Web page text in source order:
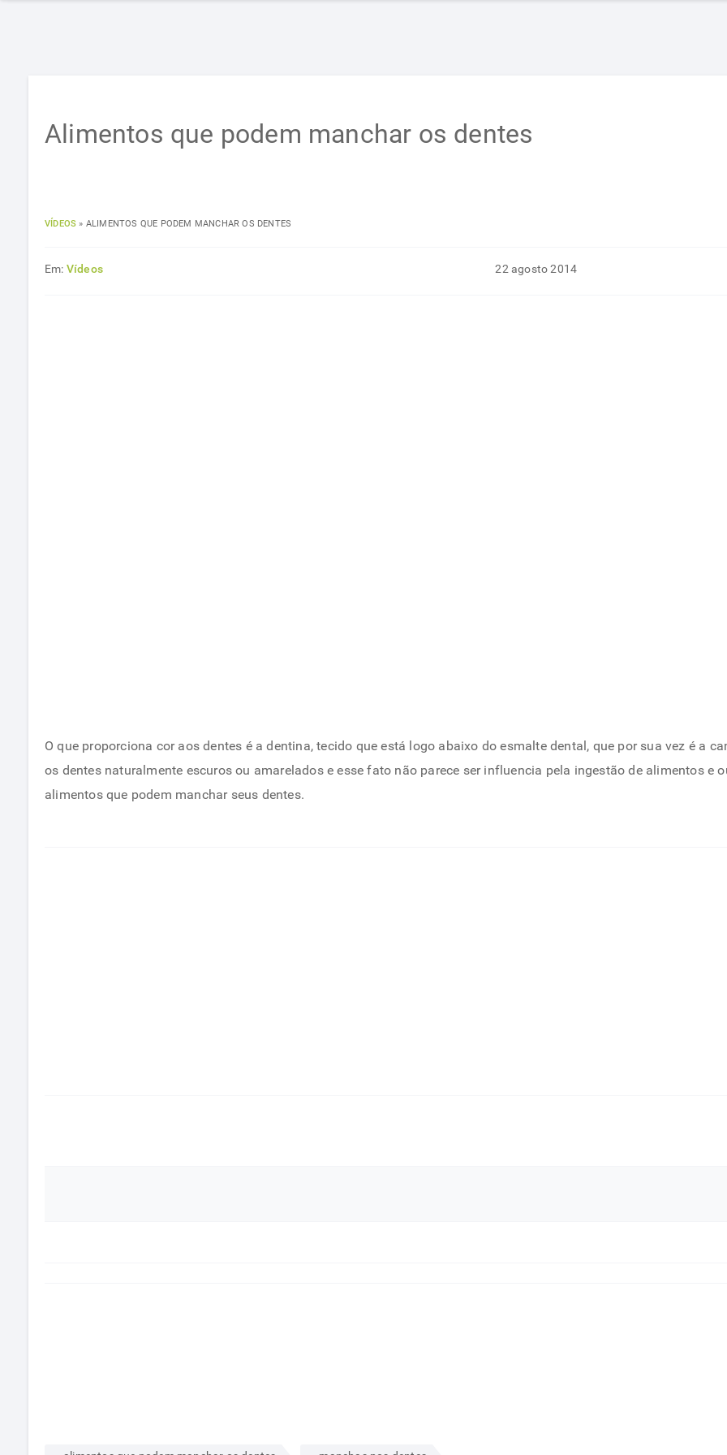
Alimentos que podem manchar os dentes
VÍDEOS » ALIMENTOS QUE PODEM MANCHAR OS DENTES
Em: Vídeos 22 agosto 2014
O que proporciona cor aos dentes é a dentina, tecido que está logo abaixo do esmalte dental, que por sua vez é a
os dentes naturalmente escuros ou amarelados e esse fato não parece ser influencia pela ingestão de alimentos e
alimentos que podem manchar seus dentes.